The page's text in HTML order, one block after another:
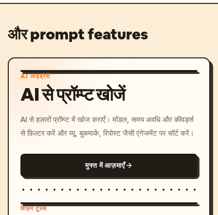
और prompt features
AI लाइब्रेरी
AI से प्रॉम्प्ट खोजें
AI से हज़ारों प्रॉम्प्ट में खोज कराएँ। मॉडल, समय अवधि और कीवर्ड्स
से फ़िल्टर करें और व्यू, बुकमार्क, रिपोस्ट जैसी एंगेजमेंट पर सॉर्ट करें।
मुफ्त में आज़माएँ
विज़न टूल्स